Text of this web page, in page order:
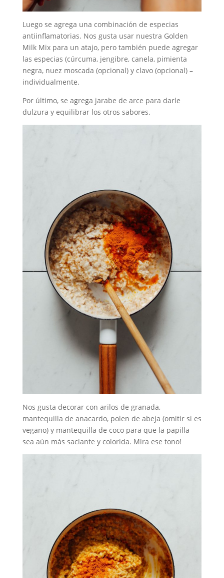
Luego se agrega una combinación de especias
antiinflamatorias. Nos gusta usar nuestra Golden
Milk Mix para un atajo, pero también puede agregar
las especias (cúrcuma, jengibre, canela, pimienta
negra, nuez moscada (opcional) y clavo (opcional) –
individualmente.
Por último, se agrega jarabe de arce para darle
dulzura y equilibrar los otros sabores.
Nos gusta decorar con arilos de granada,
mantequilla de anacardo, polen de abeja (omitir si es
vegano) y mantequilla de coco para que la papilla
sea aún más saciante y colorida. Mira ese tono!